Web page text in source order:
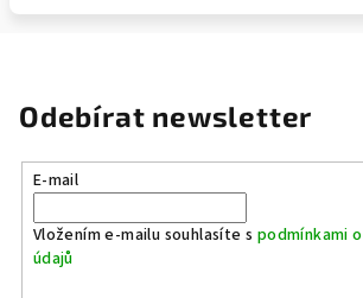
Odebírat newsletter
E-mail
Vložením e-mailu souhlasíte s podmínkami
údajů